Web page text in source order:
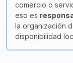
comercio o
eso es
la organización
disponibilidad